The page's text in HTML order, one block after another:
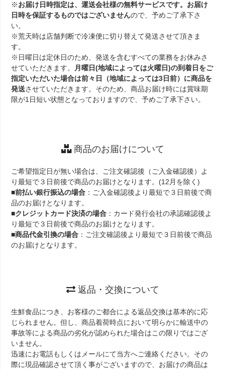
※お届け日時指定は、運送会社様の無料サービスです。お届け
日時を保証するものではございませんので、予めご了承下さ
い。
※荒天時は店舗判断で冷凍便に切り替えて発送させて頂きま
す。
※日曜日は定休日のため、発送を含むすべての業務をお休みさ
せていただきます。
月曜日(地域によっては火曜日)の到着日をご
指定いただいた場合は前々日（地域によっては3日前）に商品を
発送させていただきます。そのため、商品お届け時には賞味期
限が1日短い状態となっておりますので、予めご了承下さい。
商品のお届けについて
ご希望指定日が無い場合は、ご注文確認後（ご入金確認後）よ
り最短で３日前後で商品のお届けとなります。(12月を除く)
■前払い銀行振込の場合 ：ご入金確認後より最短で３日前後で商
品のお届けとなります。
■クレジットカード決済の場合 ：カード発行会社の承認確認後よ
り最短で３日前後で商品のお届けとなります。
■商品代金引換の場合 ：ご注文確認後より最短で３日前後で商品
のお届けとなります。
返品・交換について
生鮮食品につき、お客様のご都合による返品交換は基本的に応
じられません。但し、商品着荷時点において明らかに輸送中の
事故等による商品の劣化が認められた場合はこの限りではござ
いません。
迅速にお電話もしくはメールにて当方へご連絡ください。その
際に現品確認させて頂く事がございますので、お届けの商品は